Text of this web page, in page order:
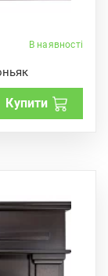
В наявності
Купити